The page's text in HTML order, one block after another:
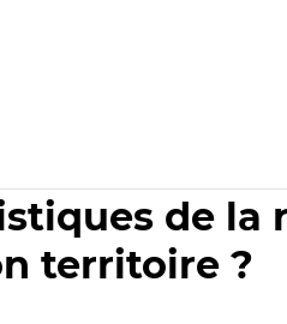
de la
territoire ?